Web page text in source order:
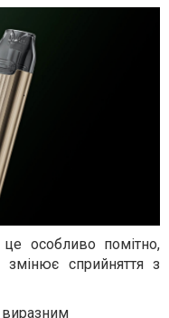
це особливо помітно,
сприйняття з
виразним